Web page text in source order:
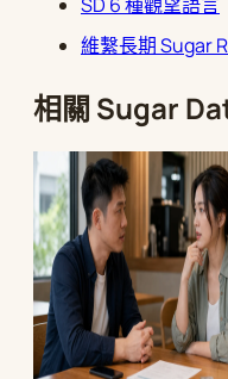
維繫長期 Sugar
相關 Sugar